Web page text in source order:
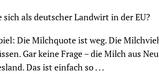
sich als deutscher Landwirt in der EU?
Die Milchquote ist weg. Die
Gar keine Frage – die Milch aus
Das ist einfach so . . .